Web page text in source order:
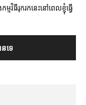
វិធីរុករកនេះនៅពេលខ្ញុំធ្វើ